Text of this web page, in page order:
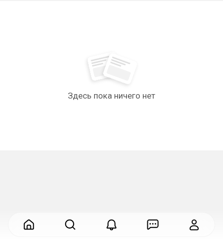
Здесь пока ничего нет